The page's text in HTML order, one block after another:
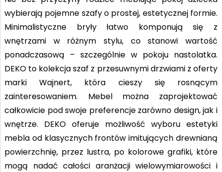
wybierają pojemne szafy o prostej, estetycznej formie.
Minimalistyczne bryły łatwo komponują się z
wnętrzami w różnym stylu, co stanowi wartość
ponadczasową – szczególnie w pokoju nastolatka.
DEKO to kolekcja szaf z przesuwnymi drzwiami z oferty
marki Wajnert, która cieszy się rosnącym
zainteresowaniem. Mebel można zaprojektować
całkowicie pod swoje preferencje zarówno design, jak i
wnętrze. DEKO oferuje możliwość wyboru estetyki
mebla od klasycznych frontów imitujących drewnianą
powierzchnię, przez lustra, po kolorowe grafiki, które
mogą nadać całości aranżacji wielowymiarowości i